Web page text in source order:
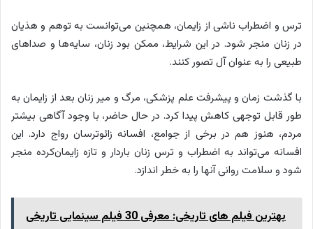
ترس و اضطراب ناشی از زایمان، همچنین می‌توانست به توهم و هذیان
در زنان منجر شود. در این شرایط، ممکن بود زنان، سایه‌ها و صداهای
طبیعی را به عنوان آل تصور کنند.
با گذشت زمان و پیشرفت علم پزشکی، مرگ و میر زنان بعد از زایمان به
طور قابل توجهی کاهش پیدا کرد. در حال حاضر، با وجود آگاهی بیشتر
مردم، هنوز هم در برخی از جوامع، افسانه زائوترسان رواج دارد. این
افسانه می‌تواند به اضطراب و ترس زنان باردار و تازه زایمان‌کرده منجر
شود و سلامت روانی آنها را به خطر اندازد.
بهترین فیلم های تاریخی: معرفی 30 فیلم سینمایی تاریخی